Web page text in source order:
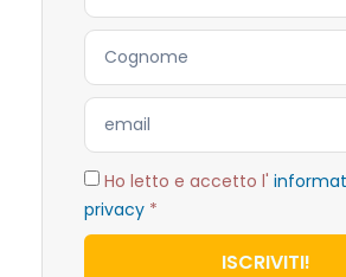
Ho letto e accetto l'
privacy *
ISCRIVITI!